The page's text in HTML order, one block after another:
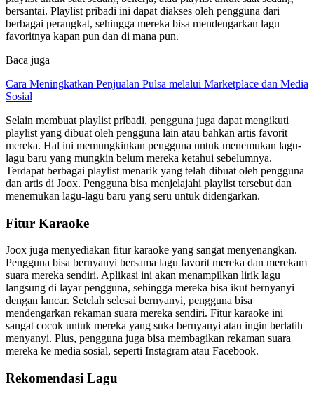
bersantai. Playlist pribadi ini dapat diakses oleh pengguna dari
berbagai perangkat, sehingga mereka bisa mendengarkan lagu
favoritnya kapan pun dan di mana pun.
Baca juga
Cara Meningkatkan Penjualan Pulsa melalui Marketplace dan Media
Sosial
Selain membuat playlist pribadi, pengguna juga dapat mengikuti
playlist yang dibuat oleh pengguna lain atau bahkan artis favorit
mereka. Hal ini memungkinkan pengguna untuk menemukan lagu-
lagu baru yang mungkin belum mereka ketahui sebelumnya.
Terdapat berbagai playlist menarik yang telah dibuat oleh pengguna
dan artis di Joox. Pengguna bisa menjelajahi playlist tersebut dan
menemukan lagu-lagu baru yang seru untuk didengarkan.
Fitur Karaoke
Joox juga menyediakan fitur karaoke yang sangat menyenangkan.
Pengguna bisa bernyanyi bersama lagu favorit mereka dan merekam
suara mereka sendiri. Aplikasi ini akan menampilkan lirik lagu
langsung di layar pengguna, sehingga mereka bisa ikut bernyanyi
dengan lancar. Setelah selesai bernyanyi, pengguna bisa
mendengarkan rekaman suara mereka sendiri. Fitur karaoke ini
sangat cocok untuk mereka yang suka bernyanyi atau ingin berlatih
menyanyi. Plus, pengguna juga bisa membagikan rekaman suara
mereka ke media sosial, seperti Instagram atau Facebook.
Rekomendasi Lagu